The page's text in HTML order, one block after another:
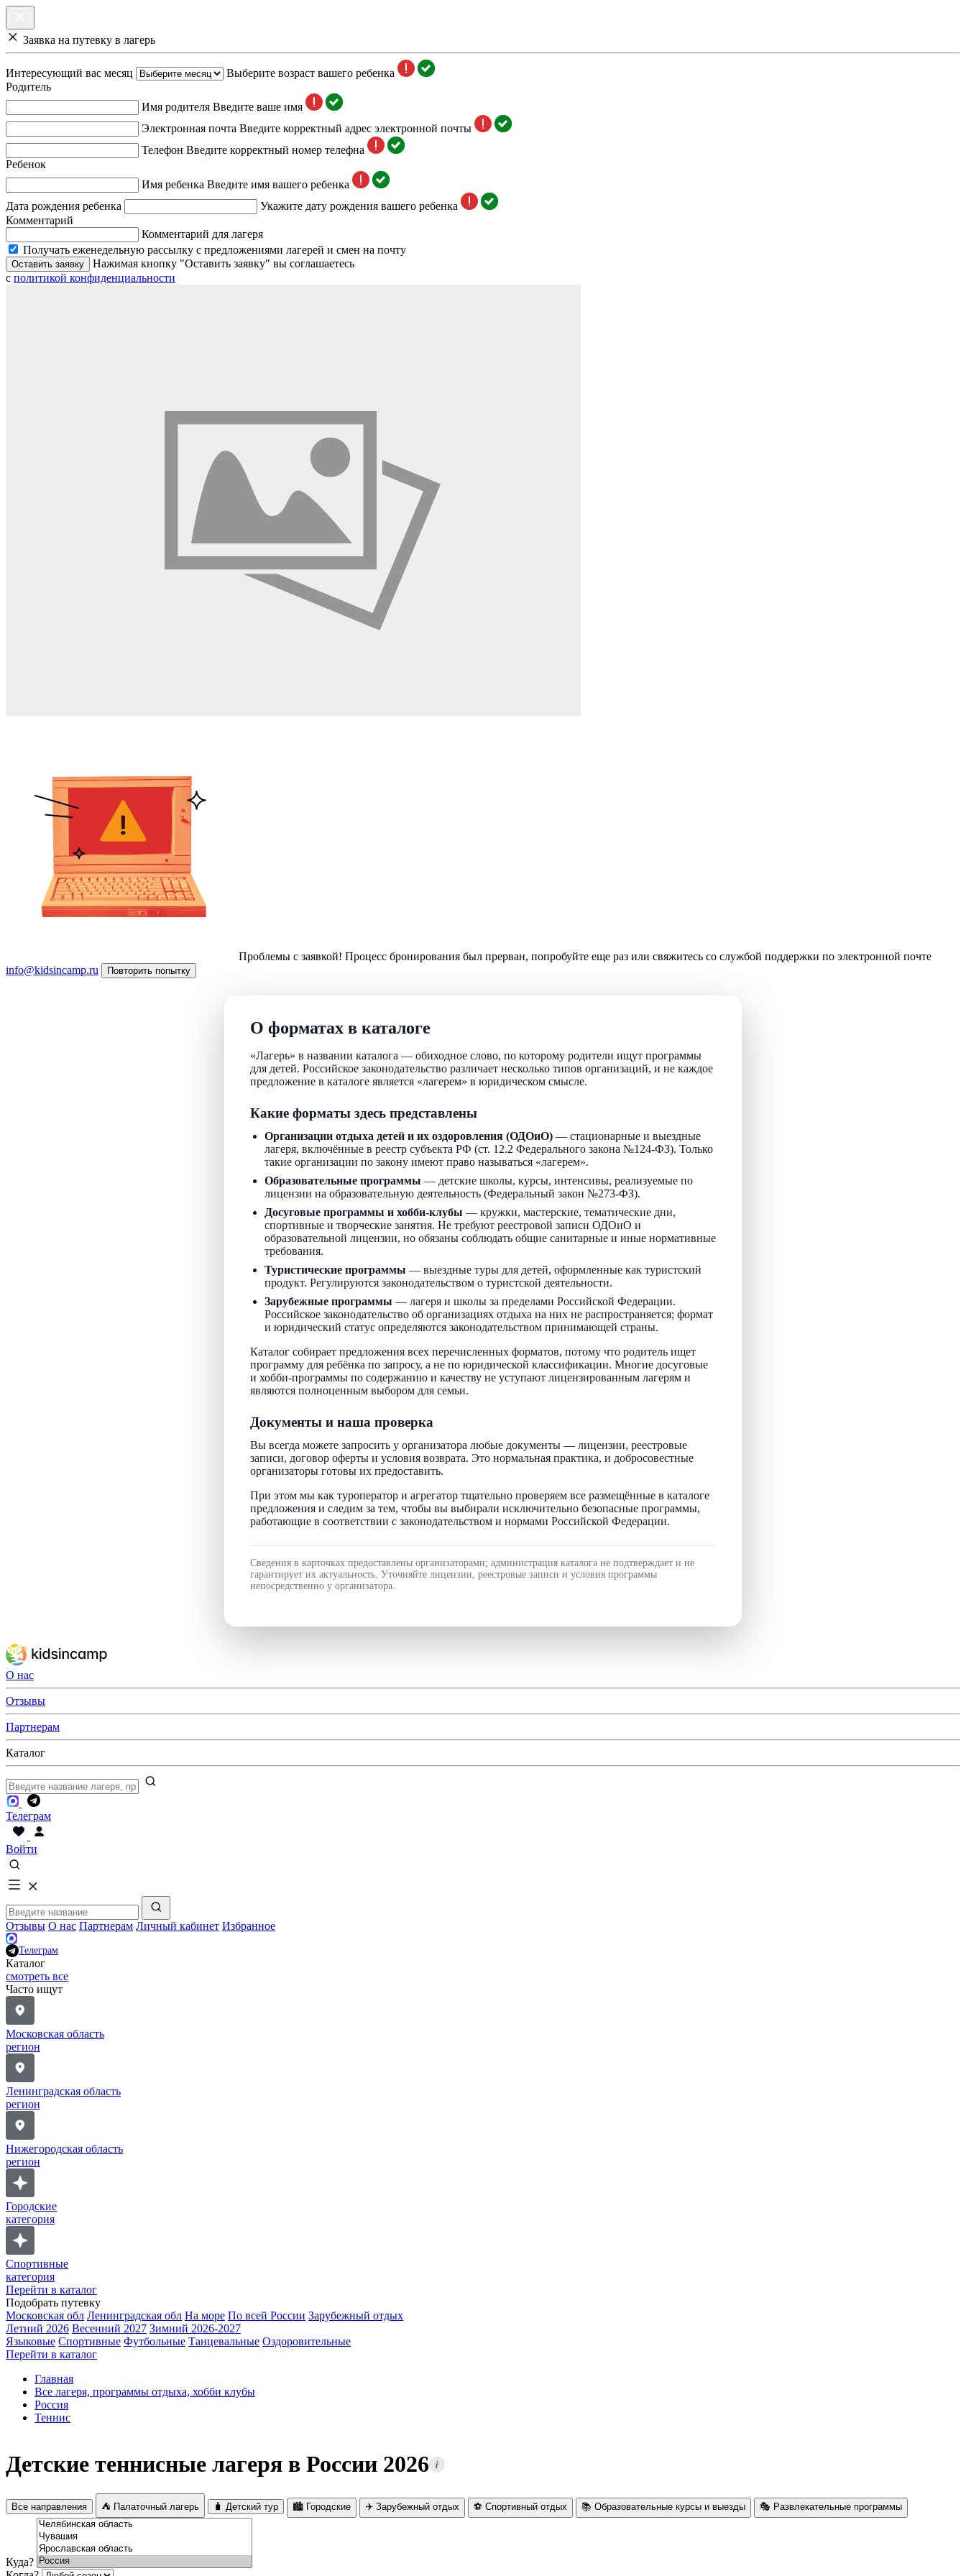
Заявка на путевку в лагерь
Интересующий вас месяц
Выберите возраст вашего ребенка
Родитель
Имя родителя Введите ваше имя
Электронная почта Введите корректный адрес электронной почты
Телефон Введите корректный номер телефна
Ребенок
Имя ребенка Введите имя вашего ребенка
Дата рождения ребенка
Укажите дату рождения вашего ребенка
Комментарий
Комментарий для лагеря
Получать еженедельную рассылку с предложениями лагерей и смен на почту
Оставить заявку
Нажимая кнопку "Оставить заявку" вы соглашаетесь
с политикой конфиденциальности
Проблемы с заявкой! Процесс бронирования был прерван, попробуйте еще раз или свяжитесь со службой поддержки по электронной почте
info@kidsincamp.ru
Повторить попытку
О форматах в каталоге
«Лагерь» в названии каталога — обиходное слово, по которому родители ищут программы
для детей. Российское законодательство различает несколько типов организаций, и не каждое
предложение в каталоге является «лагерем» в юридическом смысле.
Какие форматы здесь представлены
Организации отдыха детей и их оздоровления (ОДОиО) — стационарные и выездные
лагеря, включённые в реестр субъекта РФ (ст. 12.2 Федерального закона №124-ФЗ). Только
такие организации по закону имеют право называться «лагерем».
Образовательные программы — детские школы, курсы, интенсивы, реализуемые по
лицензии на образовательную деятельность (Федеральный закон №273-ФЗ).
Досуговые программы и хобби-клубы — кружки, мастерские, тематические дни,
спортивные и творческие занятия. Не требуют реестровой записи ОДОиО и
образовательной лицензии, но обязаны соблюдать общие санитарные и иные нормативные
требования.
Туристические программы — выездные туры для детей, оформленные как туристский
продукт. Регулируются законодательством о туристской деятельности.
Зарубежные программы — лагеря и школы за пределами Российской Федерации.
Российское законодательство об организациях отдыха на них не распространяется; формат
и юридический статус определяются законодательством принимающей страны.
Каталог собирает предложения всех перечисленных форматов, потому что родитель ищет
программу для ребёнка по запросу, а не по юридической классификации. Многие досуговые
и хобби-программы по содержанию и качеству не уступают лицензированным лагерям и
являются полноценным выбором для семьи.
Документы и наша проверка
Вы всегда можете запросить у организатора любые документы — лицензии, реестровые
записи, договор оферты и условия возврата. Это нормальная практика, и добросовестные
организаторы готовы их предоставить.
При этом мы как туроператор и агрегатор тщательно проверяем все размещённые в каталоге
предложения и следим за тем, чтобы вы выбирали исключительно безопасные программы,
работающие в соответствии с законодательством и нормами Российской Федерации.
Сведения в карточках предоставлены организаторами; администрация каталога не подтверждает и не
гарантирует их актуальность. Уточняйте лицензии, реестровые записи и условия программы
непосредственно у организатора.
О нас
Отзывы
Партнерам
Каталог
Телеграм
Войти
Отзывы О нас Партнерам Личный кабинет Избранное
Телеграм
Каталог
смотреть все
Часто ищут
Московская область
регион
Ленинградская область
регион
Нижегородская область
регион
Городские
категория
Спортивные
категория
Перейти в каталог
Подобрать путевку
Московская обл Ленинградская обл На море По всей России Зарубежный отдых
Летний 2026 Весенний 2027 Зимний 2026-2027
Языковые Спортивные Футбольные Танцевальные Оздоровительные
Перейти в каталог
Главная
Все лагеря, программы отдыха, хобби клубы
Россия
Теннис
Детские теннисные лагеря в России 2026 i
Все направления ⛺ Палаточный лагерь 🧳 Детский тур 🏙️ Городские ✈️ Зарубежный отдых ⚽ Спортивный отдых 📚 Образовательные курсы и выезды 🎭 Развлекательные программы
Куда?